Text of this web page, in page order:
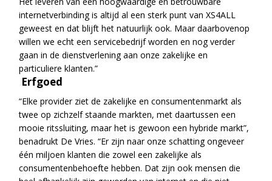
internetverbinding is altijd al een sterk punt van XS4ALL
geweest en dat blijft het natuurlijk ook. Maar daarbovenop
willen we echt een servicebedrijf worden en nog verder
gaan in de dienstverlening aan onze zakelijke en
particuliere klanten.”
Erfgoed
“Elke provider ziet de zakelijke en consumentenmarkt als
twee op zichzelf staande markten, met daartussen een
mooie ritssluiting, maar het is gewoon een hybride markt”,
benadrukt De Vries. “Er zijn naar onze schatting ongeveer
één miljoen klanten die zowel een zakelijke als
consumentenbehoefte hebben. Dat zijn ook mensen die